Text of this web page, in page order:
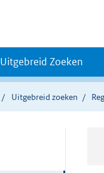
Uitgebreid Zoeken
Uitgebreid zoeken